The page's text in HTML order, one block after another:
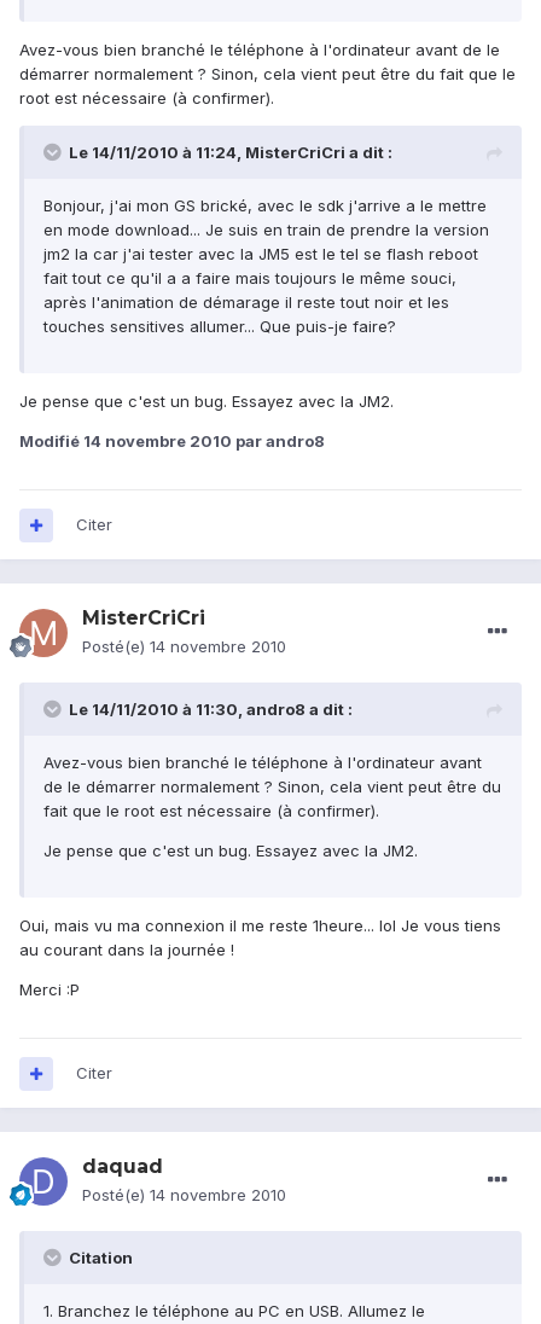
Avez-vous bien branché le téléphone à l'ordinateur avant de le
démarrer normalement ? Sinon, cela vient peut être du fait que le
root est nécessaire (à confirmer).
Le 14/11/2010 à 11:24, MisterCriCri a dit :
Bonjour, j'ai mon GS brické, avec le sdk j'arrive a le mettre
en mode download... Je suis en train de prendre la version
jm2 la car j'ai tester avec la JM5 est le tel se flash reboot
fait tout ce qu'il a a faire mais toujours le même souci,
après l'animation de démarage il reste tout noir et les
touches sensitives allumer... Que puis-je faire?
Je pense que c'est un bug. Essayez avec la JM2.
Modifié 14 novembre 2010 par andro8
Citer
MisterCriCri
Posté(e) 14 novembre 2010
Le 14/11/2010 à 11:30, andro8 a dit :
Avez-vous bien branché le téléphone à l'ordinateur avant
de le démarrer normalement ? Sinon, cela vient peut être du
fait que le root est nécessaire (à confirmer).
Je pense que c'est un bug. Essayez avec la JM2.
Oui, mais vu ma connexion il me reste 1heure... lol Je vous tiens
au courant dans la journée !
Merci :P
Citer
daquad
Posté(e) 14 novembre 2010
Citation
1. Branchez le téléphone au PC en USB. Allumez le